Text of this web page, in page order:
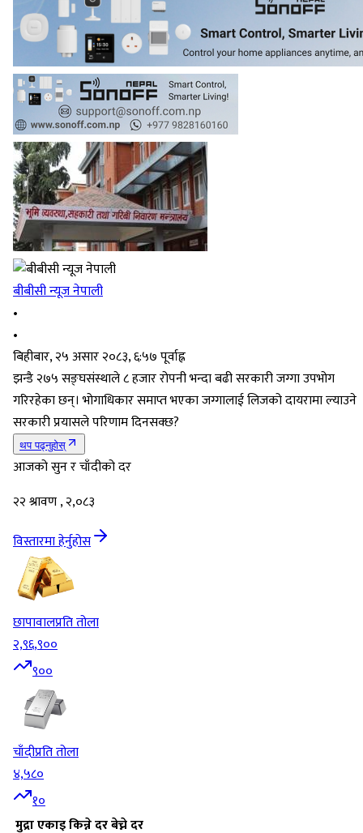
बीबीसी न्यूज नेपाली
•
•
बिहीबार, २५ असार २०८३, ६:५७ पूर्वाह्न
झन्डै २७५ सङ्घसंस्थाले ८ हजार रोपनी भन्दा बढी सरकारी जग्गा उपभोग
गरिरहेका छन्। भोगाधिकार समाप्त भएका जग्गालाई लिजको दायरामा ल्याउने
सरकारी प्रयासले परिणाम दिनसक्छ?
थप पढ्नुहोस्
आजको सुन र चाँदीको दर
२२ श्रावण , २,०८३
विस्तारमा हेर्नुहोस
छापावालप्रति तोला
२,९६,९००
९००
चाँदीप्रति तोला
४,५८०
१०
मुद्राएकाइकिन्ने दरबेच्ने दर